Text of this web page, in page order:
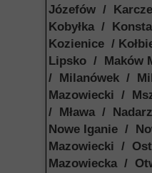
Józefów /
Kobyłka /
Kozienice /
Lipsko / Maków
/ Milanówek /
Mazowiecki /
/ Mława /
Nowe Iganie /
Mazowiecki /
Mazowiecka /